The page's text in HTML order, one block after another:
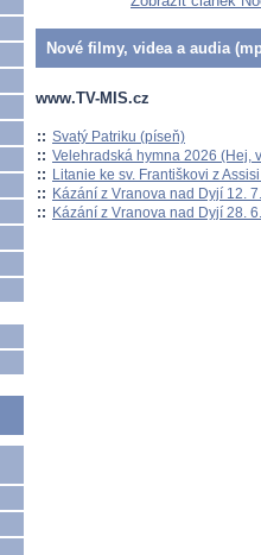
Nové filmy, videa a audia
www.TV-MIS.cz
:: Svatý Patriku (píseň)
:: Velehradská hymna 2026 (Hej,
:: Litanie ke sv. Františkovi z
:: Kázání z Vranova nad Dyjí 12.
:: Kázání z Vranova nad Dyjí 28.